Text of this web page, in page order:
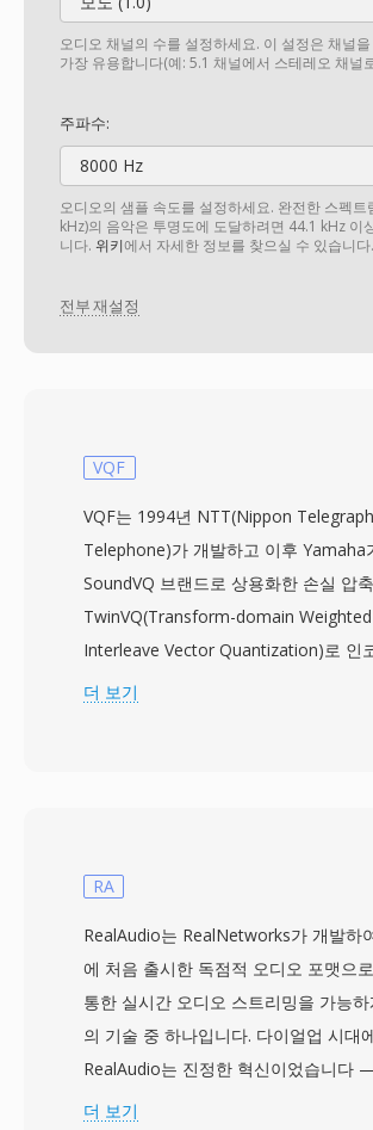
오디오 채널의 수를 설정하세요. 이 설정은 채널
가장 유용합니다(예: 5.1 채널에서 스테레오 채널
주파수:
8000 Hz
오디오의 샘플 속도를 설정하세요. 완전한 스펙
kHz)의 음악은 투명도에 도달하려면 44.1 kHz 이
니다. 위키에서 자세한 정보를 찾으실 수 있습니다.
전부 재설정
VQF
VQF는 1994년 NTT(Nippon
Telephone)가 개발하고 이후 Yamaha
SoundVQ 브랜드로 상용화한 손실 압
TwinVQ(Transform-domain Weighted
Interleave Vector Quantization)로 인
오의 파일 확장자입니다. 이 코덱은 동
트 인코딩을 지원하며, 기반 알고리즘은
유형 중 하나로 통합되었습니다. 강력한
점에도 불구하고 VQF는 광범위한 채
지 못했습니다: MP3 대비 인코딩이 느
웨어 플레이어 지원이 부족했으며, 독점
스가 서드파티 개발을 저해했습니다.
FFmpeg 프로젝트가 TwinVQ 디코더를
더 보기
RA
RealAudio는 RealNetworks가 개발하
에 처음 출시한 독점적 오디오 포맷으
통한 실시간 오디오 스트리밍을 가능
의 기술 중 하나입니다. 다이얼업 시대
RealAudio는 진정한 혁신이었습니다
노래의 전체 다운로드에 30분이 걸릴 수
더 보기